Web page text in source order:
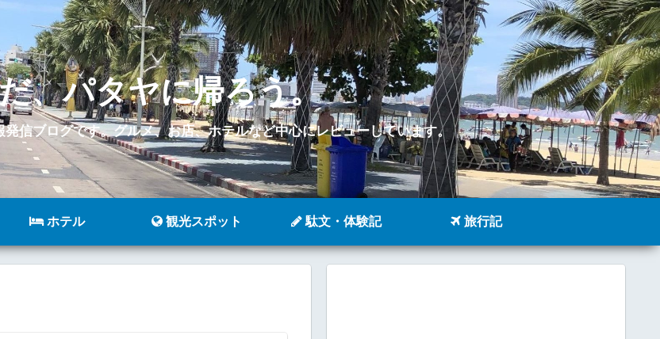
、パタヤに帰ろう。
信ブログです。グルメ、お店、ホテルなど中心にレビューしています。
ホテル 観光スポット 駄文・体験記 旅行記